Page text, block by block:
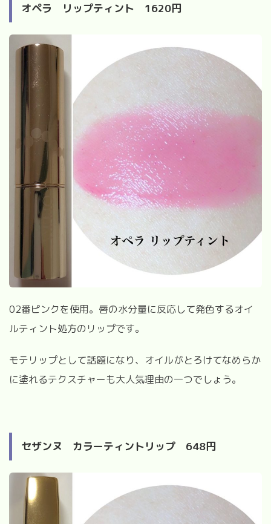
オペラ リップティント 1620円
02番ピンクを使用。 唇の水分量に反応して発色するオイ
ルティント処方のリップです。
モテリップとして話題になり、オイルがとろけてなめらか
に塗れるテクスチャーも大人気理由の一つでしょう。
セザンヌ カラーティントリップ 648円